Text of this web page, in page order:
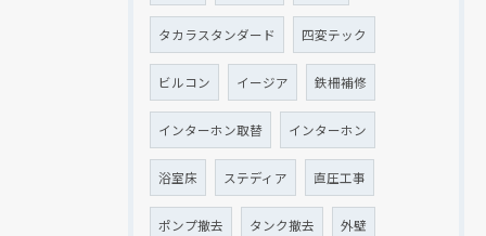
タカラスタンダード 四変テック
ビルコン イージア 鉄柵補修
インターホン取替 インターホン
浴室床 ステディア 直圧工事
ポンプ撤去 タンク撤去 外壁